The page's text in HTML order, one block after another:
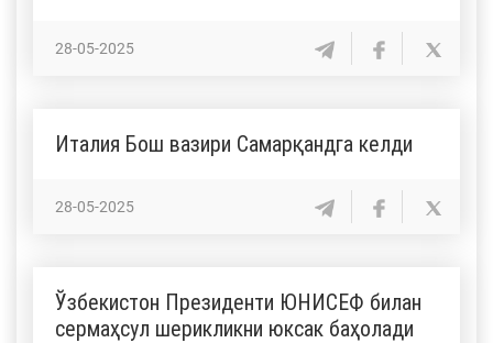
28-05-2025
Италия Бош вазири Самарқандга келди
28-05-2025
Ўзбекистон Президенти ЮНИСЕФ билан
сермаҳсул шерикликни юксак баҳолади